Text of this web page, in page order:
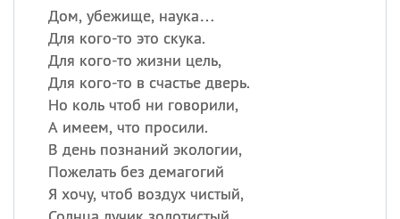
Дом, убежище, наука…
Для кого-то это скука.
Для кого-то жизни цель,
Для кого-то в счастье дверь.
Но коль чтоб ни говорили,
А имеем, что просили.
В день познаний экологии,
Пожелать без демагогий
Я хочу, чтоб воздух чистый,